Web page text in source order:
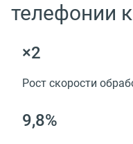
телефонии
×2
Рост скорости
9,8%